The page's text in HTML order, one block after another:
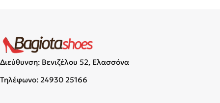
Διεύθυνση: Βενιζέλου 52, Ελασσόνα
Τηλέφωνο: 24930 25166